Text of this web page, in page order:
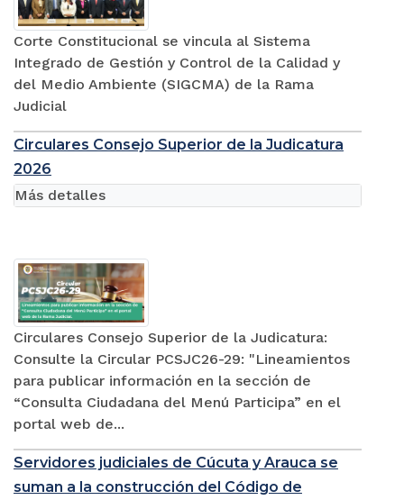
Corte Constitucional se vincula al Sistema
Integrado de Gestión y Control de la Calidad y
del Medio Ambiente (SIGCMA) de la Rama
Judicial
Circulares Consejo Superior de la Judicatura
2026
Circulares Consejo Superior de la Judicatura:
Consulte la Circular PCSJC26-29: "Lineamientos
para publicar información en la sección de
“Consulta Ciudadana del Menú Participa” en el
portal web de...
Más detalles
Servidores judiciales de Cúcuta y Arauca se
suman a la construcción del Código de